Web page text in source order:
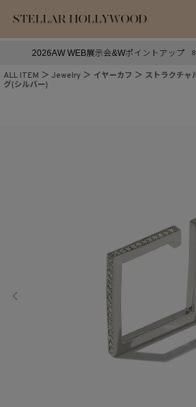
#スタッフイチ押し（通勤パールアクセ）
2026AW WEB展示会&Wポイントアップ
ALL ITEM Jewelry イヤーカフ
ストラクチャ
グ(シルバー)